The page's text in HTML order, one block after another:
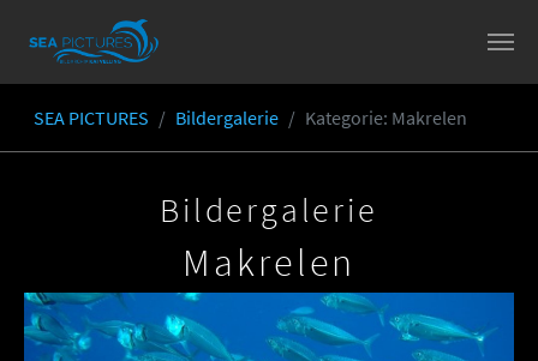
Skip to main content
You are here:
SEA PICTURES Bildergalerie Kategorie: Makrelen
Bildergalerie
Makrelen